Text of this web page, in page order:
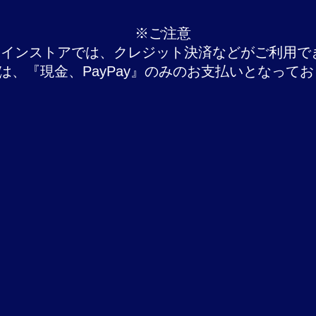
​※ご注意
ンストアでは、クレジット決済などがご利用で
、『現金、PayPay』のみのお支払いとなって